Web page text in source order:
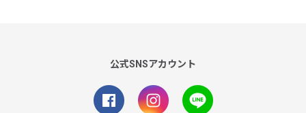
公式SNSアカウント